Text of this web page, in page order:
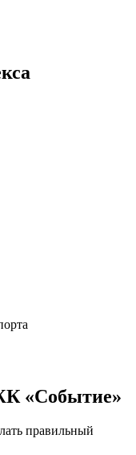
«Событие»
правильный